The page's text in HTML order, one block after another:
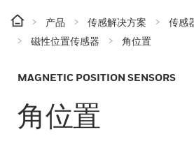
产品 传感解决方案 传感
磁性位置传感器
角位置
MAGNETIC POSITION SENSORS
角位置